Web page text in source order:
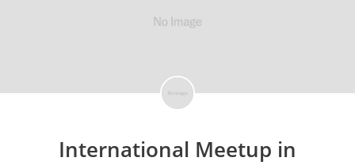
International Meetup in